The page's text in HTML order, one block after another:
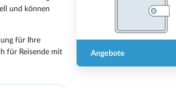
und können
für Ihre
für Reisende mit
Angebote